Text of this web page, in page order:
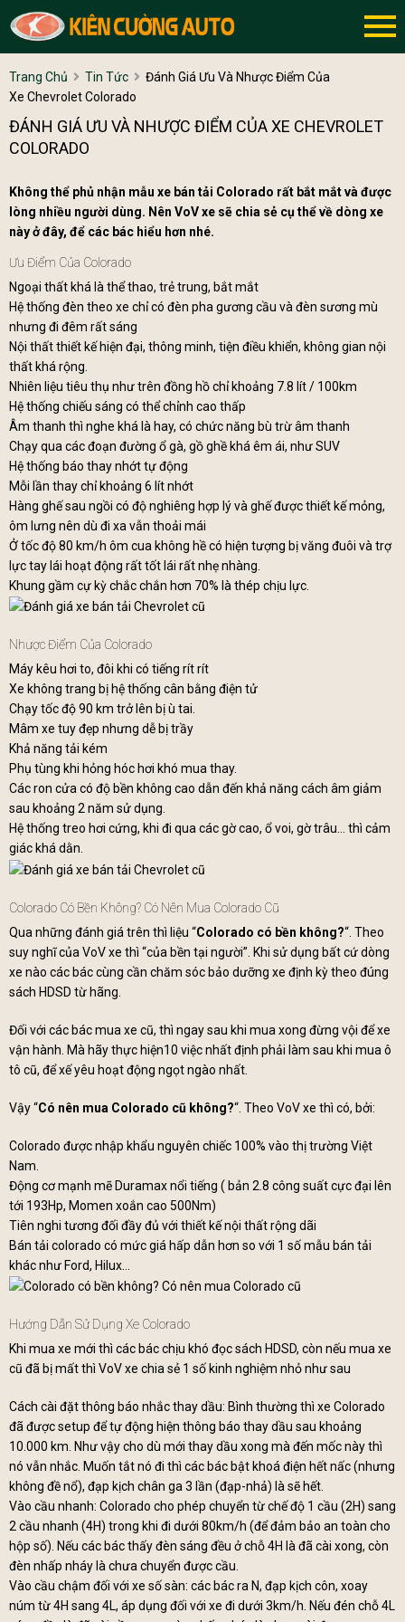
Trang Chủ Tin Tức
Đánh Giá Ưu Và Nhược Điểm Của
Xe Chevrolet Colorado
ĐÁNH GIÁ ƯU VÀ NHƯỢC ĐIỂM CỦA XE CHEVROLET
COLORADO
Không thể phủ nhận mẫu xe bán tải Colorado rất bắt mắt và được
lòng nhiều người dùng. Nên VoV xe sẽ chia sẻ cụ thể về dòng xe
này ở đây, để các bác hiểu hơn nhé.
Ưu Điểm Của Colorado
Ngoại thất khá là thể thao, trẻ trung, bắt mắt
Hệ thống đèn theo xe chỉ có đèn pha gương cầu và đèn sương mù
nhưng đi đêm rất sáng
Nội thất thiết kế hiện đại, thông minh, tiện điều khiển, không gian nội
thất khá rộng.
Nhiên liệu tiêu thụ như trên đồng hồ chỉ khoảng 7.8 lít / 100km
Hệ thống chiếu sáng có thể chỉnh cao thấp
Âm thanh thì nghe khá là hay, có chức năng bù trừ âm thanh
Chạy qua các đoạn đường ổ gà, gồ ghề khá êm ái, như SUV
Hệ thống báo thay nhớt tự động
Mỗi lần thay chỉ khoảng 6 lít nhớt
Hàng ghế sau ngồi có độ nghiêng hợp lý và ghế được thiết kế mỏng,
ôm lưng nên dù đi xa vẫn thoải mái
Ở tốc độ 80 km/h ôm cua không hề có hiện tượng bị văng đuôi và trợ
lực tay lái hoạt động rất tốt lái rất nhẹ nhàng.
Khung gầm cự kỳ chắc chắn hơn 70% là thép chịu lực.
Nhược Điểm Của Colorado
Máy kêu hơi to, đôi khi có tiếng rít rít
Xe không trang bị hệ thống cân bằng điện tử
Chạy tốc độ 90 km trở lên bị ù tai.
Mâm xe tuy đẹp nhưng dễ bị trầy
Khả năng tải kém
Phụ tùng khi hỏng hóc hơi khó mua thay.
Các ron cửa có độ bền không cao dẫn đến khả năng cách âm giảm
sau khoảng 2 năm sử dụng.
Hệ thống treo hơi cứng, khi đi qua các gờ cao, ổ voi, gờ trâu… thì cảm
giác khá dằn.
Colorado Có Bền Không? Có Nên Mua Colorado Cũ
Qua những đánh giá trên thì liệu “Colorado có bền không?“. Theo
suy nghĩ của VoV xe thì “của bền tại người”. Khi sử dụng bất cứ dòng
xe nào các bác cùng cần chăm sóc bảo dưỡng xe định kỳ theo đúng
sách HDSD từ hãng.
Đối với các bác mua xe cũ, thì ngay sau khi mua xong đừng vội để xe
vận hành. Mà hãy thực hiện10 việc nhất định phải làm sau khi mua ô
tô cũ, để xế yêu hoạt động ngọt ngào nhất.
Vậy “Có nên mua Colorado cũ không?“. Theo VoV xe thì có, bởi:
Colorado được nhập khẩu nguyên chiếc 100% vào thị trường Việt
Nam.
Động cơ mạnh mẽ Duramax nổi tiếng ( bản 2.8 công suất cực đại lên
tới 193Hp, Momen xoắn cao 500Nm)
Tiên nghi tương đối đầy đủ với thiết kế nội thất rộng dãi
Bán tải colorado có mức giá hấp dẫn hơn so với 1 số mẫu bán tải
khác như Ford, Hilux…
Hướng Dẫn Sử Dụng Xe Colorado
Khi mua xe mới thì các bác chịu khó đọc sách HDSD, còn nếu mua xe
cũ đã bị mất thì VoV xe chia sẻ 1 số kinh nghiệm nhỏ như sau
Cách cài đặt thông báo nhắc thay dầu: Bình thường thì xe Colorado
đã được setup để tự động hiện thông báo thay dầu sau khoảng
10.000 km. Như vậy cho dù mới thay dầu xong mà đến mốc này thì
nó vẫn nhắc. Muốn tắt nó đi thì các bác bật khoá điện hết nấc (nhưng
không đề nổ), đạp kịch chân ga 3 lần (đạp-nhả) là sẽ hết.
Vào cầu nhanh: Colorado cho phép chuyển từ chế độ 1 cầu (2H) sang
2 cầu nhanh (4H) trong khi đi dưới 80km/h (để đảm bảo an toàn cho
hộp số). Nếu các bác thấy đèn sáng đều ở chỗ 4H là đã cài xong, còn
đèn nhấp nháy là chưa chuyển được cầu.
Vào cầu chậm đối với xe số sàn: các bác ra N, đạp kịch côn, xoay
núm từ 4H sang 4L, áp dụng đối với xe đi dưới 3km/h. Nếu đén chỗ 4L